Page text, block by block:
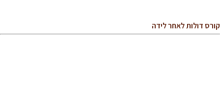
קורס דולות לאחר לידה